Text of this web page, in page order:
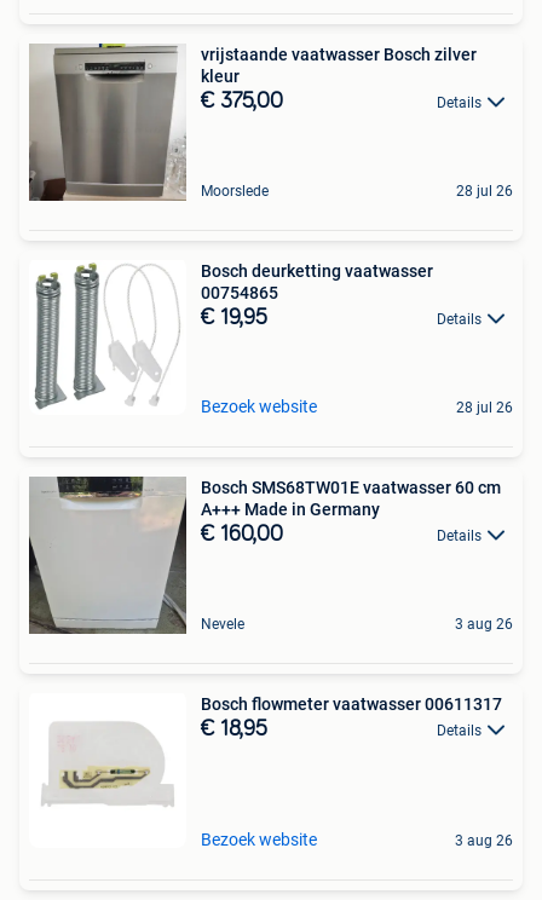
vrijstaande vaatwasser Bosch zilver
kleur
€ 375,00 Details
Moorslede 28 jul 26
Bosch deurketting vaatwasser
00754865
€ 19,95 Details
Bezoek website 28 jul 26
Bosch SMS68TW01E vaatwasser 60 cm
A+++ Made in Germany
€ 160,00 Details
Nevele 3 aug 26
Bosch flowmeter vaatwasser 00611317
€ 18,95 Details
Bezoek website 3 aug 26